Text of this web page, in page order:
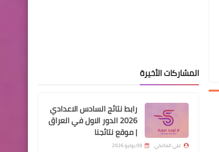
اخبار العامة
بلد الرافدين يودع مسطحاته
المائية الواحدة تلو الاخرى
المشاركات الأخيرة
رابط نتائج السادس الاعدادي
2026 الدور الاول في العراق
| موقع نتائجنا
علي المالكي 09 يوليو 2026